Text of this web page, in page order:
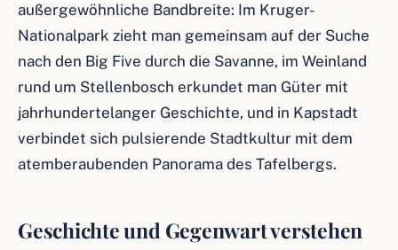
außergewöhnliche Bandbreite: Im Kruger-
Nationalpark zieht man gemeinsam auf der Suche
nach den Big Five durch die Savanne, im Weinland
rund um Stellenbosch erkundet man Güter mit
jahrhundertelanger Geschichte, und in Kapstadt
verbindet sich pulsierende Stadtkultur mit dem
atemberaubenden Panorama des Tafelbergs.
Geschichte und Gegenwart verstehen